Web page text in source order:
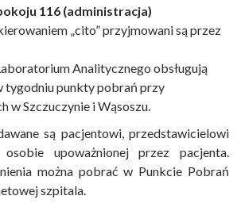
116 (administracja)
„cito” przyjmowani są przez
Analitycznego obsługują
tygodniu punkty pobrań przy
w Szczuczynie i Wąsoszu.
są pacjentowi, przedstawicielowi
upoważnionej przez pacjenta.
można pobrać w Punkcie Pobrań
szpitala.